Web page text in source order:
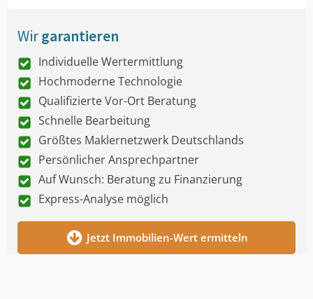
Wirgarantieren
Individuelle Wertermittlung
Hochmoderne Technologie
Qualifizierte Vor-Ort Beratung
Schnelle Bearbeitung
Größtes Maklernetzwerk Deutschlands
Persönlicher Ansprechpartner
Auf Wunsch: Beratung zu Finanzierung
Express-Analyse möglich
Jetzt Immobilien-Wert ermitteln